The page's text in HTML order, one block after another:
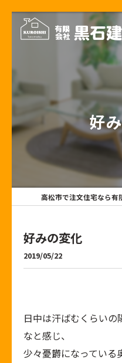
好
好みの変化
2019/05/22
日中は汗ばむくらい
なと感じ、
少々憂欝になっている